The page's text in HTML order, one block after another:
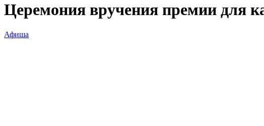
Церемония вручения премии для
Афиша